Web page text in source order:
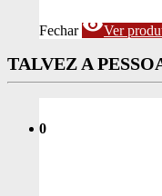
Fechar visibilityVer
TALVEZ A
0